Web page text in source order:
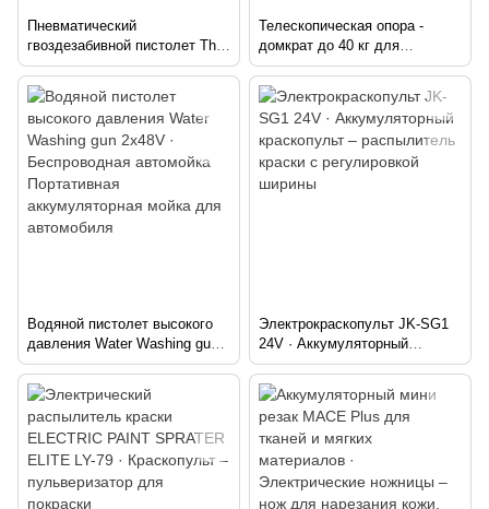
Пневматический
гвоздезабивной пистолет The
ceiling artifact · Нейлер
аккумуляторный портативный
беспроводной
Телескопическая опора -
домкрат до 40 кг для
установки мебели и
монтажных работ ·
Нержавеющая сталь
Водяной пистолет высокого
давления Water Washing gun
2х48V · Беспроводная
автомойка Портативная
аккумуляторная мойка для
автомобиля
Электрокраскопульт JK-SG1
24V · Аккумуляторный
краскопульт – распылитель
краски с регулировкой
ширины